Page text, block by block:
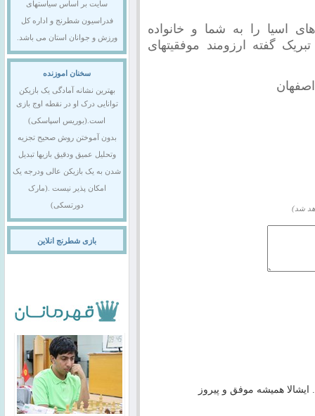
اسیا را به شما و خانواده
گفته ارزومند موفقیتهای
شد)
همیشه موفق و پیروز
سایت بر اساس سیاستهای
فدراسیون شطرنج و اداره کل
ورزش و جوانان استان می باشد.
سخنان اموزنده
بهترین نشانه آمادگی یک بازیکن
توانایی درک او در نقطه اوج بازی
است.(بوریس اسپاسکی)
بدون آموختن روش صحیح تجزیه
وتحلیل عمیق ودقیق بازیها تبدیل
شدن به یک بازیکن عالی ودرجه یک
امکان پذیر نیست .(مارک
دورتسکی)
بازی شطرنج انلاین